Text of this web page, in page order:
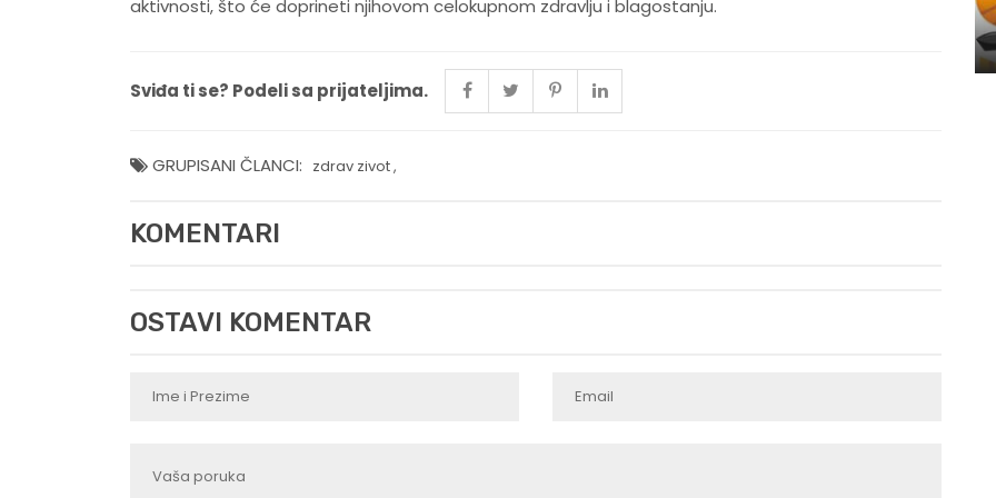
aktivnosti, što će doprineti njihovom celokupnom zdravlju i blagostanju.
Sviđa ti se? Podeli sa prijateljima.
GRUPISANI ČLANCI: zdrav zivot,
KOMENTARI
OSTAVI KOMENTAR